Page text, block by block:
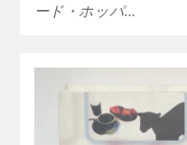
ード・ホッパ…